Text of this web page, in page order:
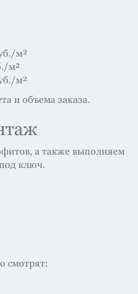
м²
м²
м²
и объема заказа.
а также выполняем
ключ.
смотрят: